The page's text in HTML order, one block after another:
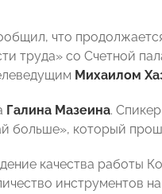
что
труда» со Счетной
Михаилом
Галина Мазеина.
больше», который
качества работы
инструментов